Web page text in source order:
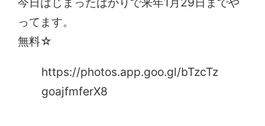
ってます。
無料☆
https://photos.app.goo.gl/bTzcTz
goajfmferX8